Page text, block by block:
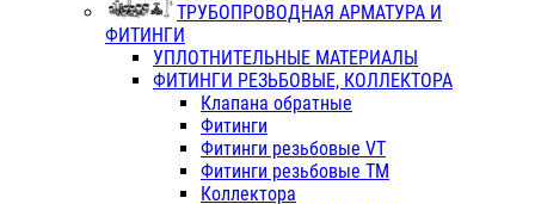
ТРУБОПРОВОДНАЯ АРМАТУРА И
ФИТИНГИ
УПЛОТНИТЕЛЬНЫЕ МАТЕРИАЛЫ
ФИТИНГИ РЕЗЬБОВЫЕ, КОЛЛЕКТОРА
Клапана обратные
Фитинги
Фитинги резьбовые VT
Фитинги резьбовые ТМ
Коллектора